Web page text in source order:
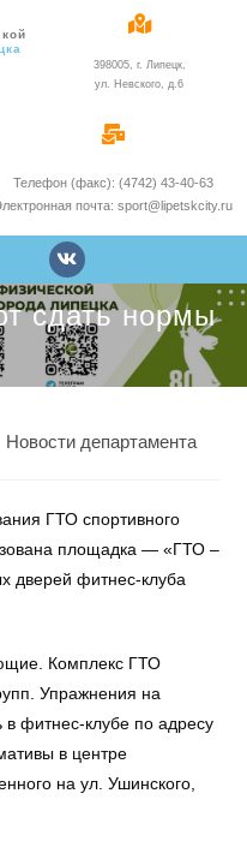
398005, г. Липецк,
ул. Невского, д.6
Телефон (факс): (4742) 43-40-63
почта: sport@lipetskcity.ru
сдать нормы
Новости департамента
ГТО спортивного
площадка — «ГТО –
дверей фитнес-клуба
Комплекс ГТО
Упражнения на
фитнес-клубе по адресу
в центре
на ул. Ушинского,